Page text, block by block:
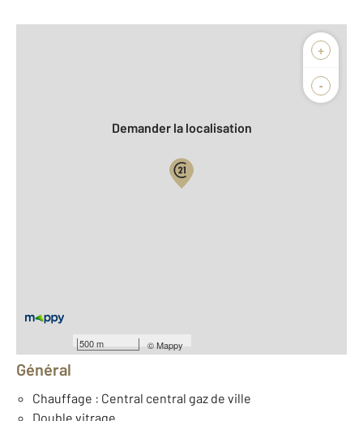
+
-
500 m ©Mappy
Biens vendus
Demander la localisation
Équipements
Général
Chauffage : Central central gaz de ville
Double vitrage